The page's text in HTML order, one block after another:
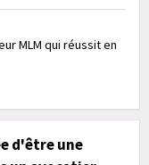
MLM qui réussit en
d'être une